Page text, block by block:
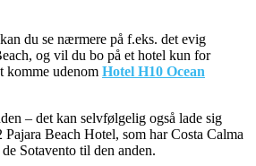
du se nærmere på f.eks. det evig
og vil du bo på et hotel kun for
komme udenom Hotel H10 Ocean
– det kan selvfølgelig også lade sig
Beach Hotel, som har Costa Calma
Sotavento til den anden.